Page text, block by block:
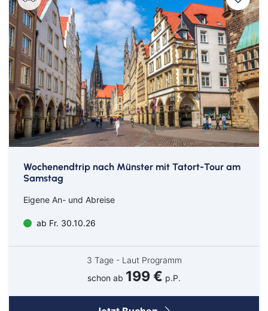
Wochenendtrip nach Münster mit Tatort-Tour am
Samstag
Eigene An- und Abreise
ab Fr. 30.10.26
3 Tage - Laut Programm
schon ab 199 € p.P.